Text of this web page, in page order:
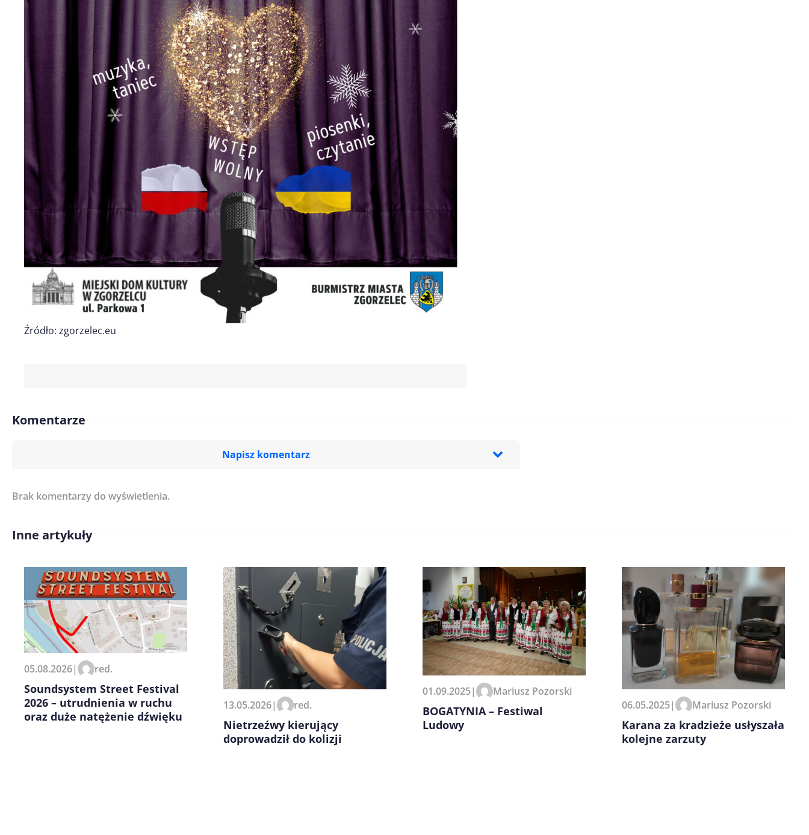
Źródło: zgorzelec.eu
Komentarze
Napisz komentarz
Imię/ Nick*
Zapamiętaj moje dane w tej przeglądarce podczas pisania
kolejnych komentarzy.
Brak komentarzy do wyświetlenia.
Inne artykuły
05.08.2026| red.
Soundsystem Street Festival
2026 – utrudnienia w ruchu
oraz duże natężenie dźwięku
13.05.2026| red.
Nietrzeźwy kierujący
doprowadził do kolizji
01.09.2025| Mariusz Pozorski
BOGATYNIA – Festiwal
Ludowy
06.05.2025| Mariusz Pozorski
Karana za kradzieże usłyszała
kolejne zarzuty